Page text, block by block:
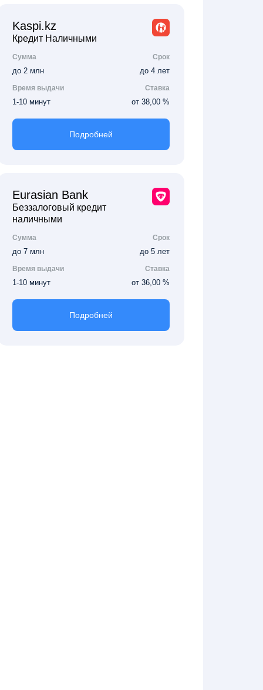
Kaspi.kz
Кредит Наличными
Сумма Срок
до 2 млн до 4 лет
Время выдачи Ставка
1-10 минут от 38,00 %
Подробней
Eurasian Bank
Беззалоговый кредит
наличными
Сумма Срок
до 7 млн до 5 лет
Время выдачи Ставка
1-10 минут от 36,00 %
Подробней